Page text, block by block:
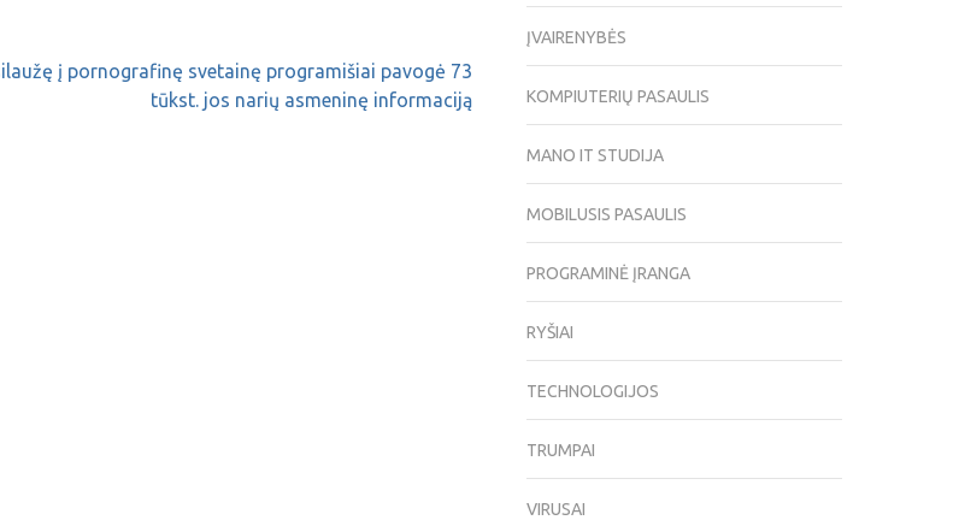
į pornografinę svetainę programišiai pavogė 73
tūkst. jos narių asmeninę informaciją
ĮVAIRENYBĖS
KOMPIUTERIŲ PASAULIS
MANO IT STUDIJA
MOBILUSIS PASAULIS
PROGRAMINĖ ĮRANGA
RYŠIAI
TECHNOLOGIJOS
TRUMPAI
VIRUSAI